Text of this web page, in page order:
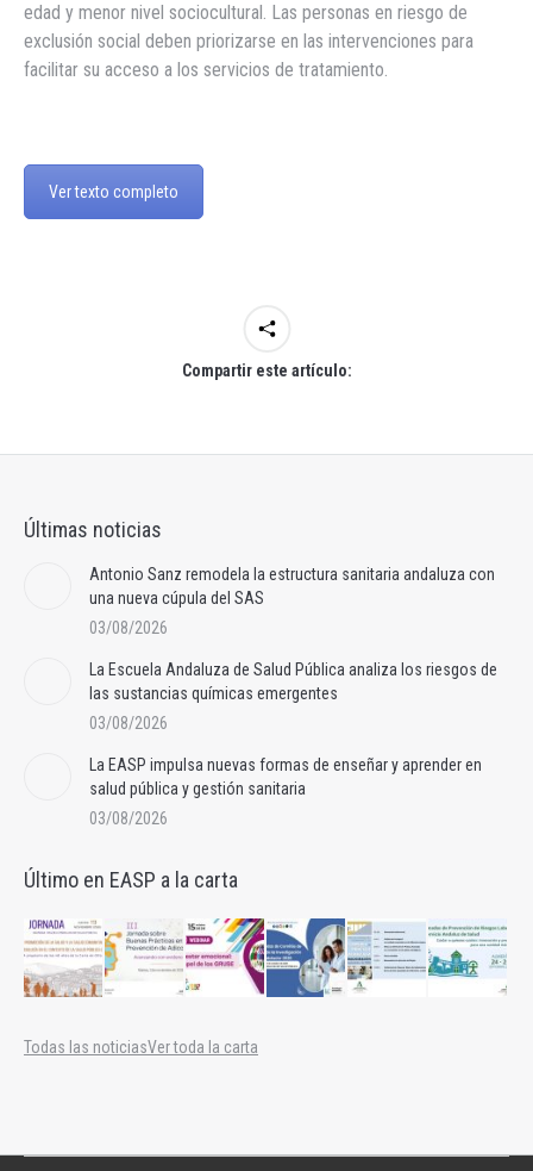
edad y menor nivel sociocultural. Las personas en riesgo de
exclusión social deben priorizarse en las intervenciones para
facilitar su acceso a los servicios de tratamiento.
Ver texto completo
Compartir este artículo:
Últimas noticias
Antonio Sanz remodela la estructura sanitaria andaluza con
una nueva cúpula del SAS
03/08/2026
La Escuela Andaluza de Salud Pública analiza los riesgos de
las sustancias químicas emergentes
03/08/2026
La EASP impulsa nuevas formas de enseñar y aprender en
salud pública y gestión sanitaria
03/08/2026
Último en EASP a la carta
Todas las noticiasVer toda la carta